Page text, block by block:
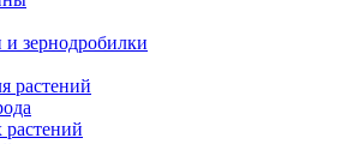
зернодробилки
растений